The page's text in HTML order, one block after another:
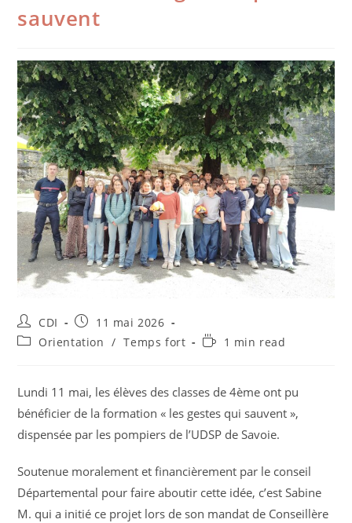
sauvent
CDI
11 mai 2026
Orientation / Temps fort 1 min read
Lundi 11 mai, les élèves des classes de 4ème ont pu
bénéficier de la formation « les gestes qui sauvent »,
dispensée par les pompiers de l’UDSP de Savoie.
Soutenue moralement et financièrement par le conseil
Départemental pour faire aboutir cette idée, c’est Sabine
M. qui a initié ce projet lors de son mandat de Conseillère